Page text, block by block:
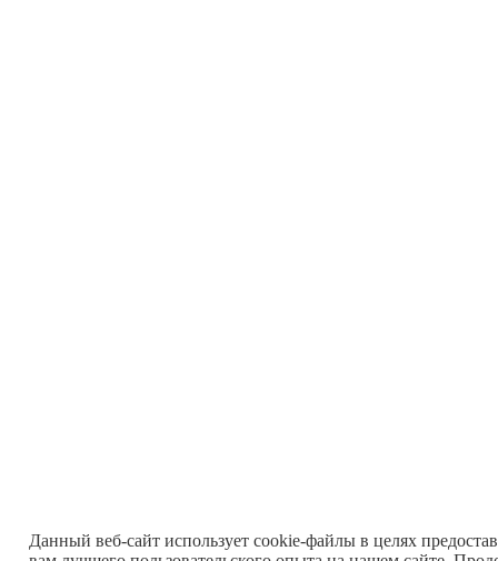
Данный веб-сайт использует cookie-файлы в целях